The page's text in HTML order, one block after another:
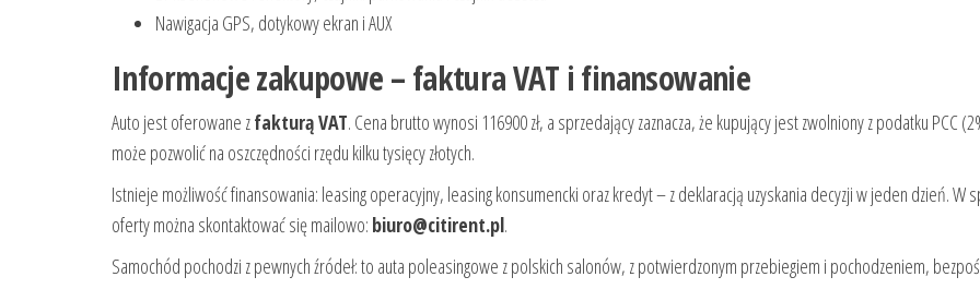
Nawigacja GPS, dotykowy ekran i AUX
Informacje zakupowe – faktura VAT i finansowanie
Auto jest oferowane zfakturą VAT. Cena brutto wynosi 116900 zł, a sprzedający zaznacza, że kupujący jest zwolniony z podatku PCC
może pozwolić na oszczędności rzędu kilku tysięcy złotych.
Istnieje możliwość finansowania: leasing operacyjny, leasing konsumencki oraz kredyt – z deklaracją uzyskania decyzji w jeden dzień. W
oferty można skontaktować się mailowo: biuro@citirent.pl.
Samochód pochodzi z pewnych źródeł: to auta poleasingowe z polskich salonów, z potwierdzonym przebiegiem i pochodzeniem,